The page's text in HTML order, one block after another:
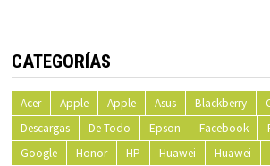
CATEGORÍAS
Acer Apple Apple Asus Blackberry
Descargas
De Todo Epson Facebook
Google
Honor HP Huawei Huawei